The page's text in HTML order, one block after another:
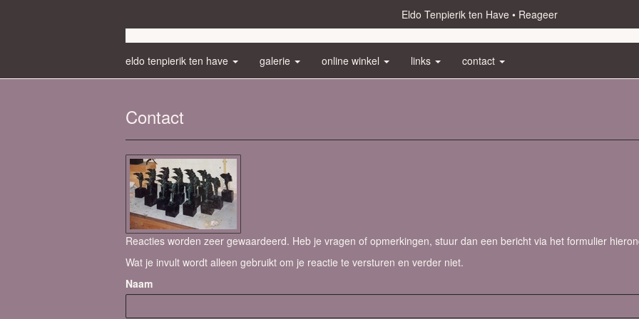
Eldo Tenpierik ten Have Reageer
eldo tenpierik ten have galerie online winkel links contact
Contact
Reacties worden zeer gewaardeerd. Heb je vragen of opmerkingen, stuur dan een bericht via het formulier
Wat je invult wordt alleen gebruikt om je reactie te versturen en verder niet.
Naam